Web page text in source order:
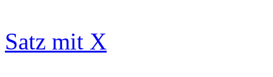
Satz mit X